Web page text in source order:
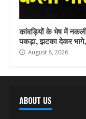
कांवड़ियों के भेष में
पकड़ा, झटका देकर
August 8, 2026
ABOUT US